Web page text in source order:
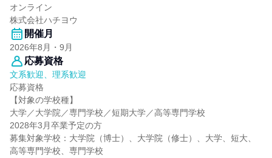
オンライン
株式会社ハチヨウ
開催月
2026年8月・9月
応募資格
文系歓迎、理系歓迎
応募資格
【対象の学校種】
大学／大学院／専門学校／短期大学／高等専門学校
2028年3月卒業予定の方
募集対象学校：大学院（博士）、大学院（修士）、大学、短大、
高等専門学校、専門学校